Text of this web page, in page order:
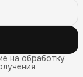
на обработку